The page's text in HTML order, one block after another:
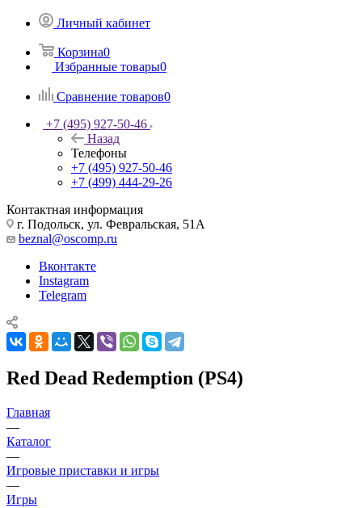
Личный кабинет
Корзина0
Избранные товары0
Сравнение товаров0
+7 (495) 927-50-46
Назад
Телефоны
+7 (495) 927-50-46
+7 (499) 444-29-26
Контактная информация
г. Подольск, ул. Февральская, 51А
beznal@oscomp.ru
Вконтакте
Instagram
Telegram
Red Dead Redemption (PS4)
Главная
—
Каталог
—
Игровые приставки и игры
—
Игры